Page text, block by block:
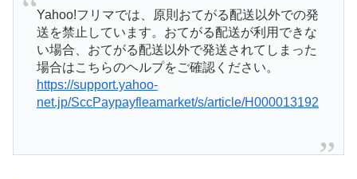
Yahoo!フリマでは、原則おてがる配送以外での発
送を禁止しています。おてがる配送が利用できな
い場合、おてがる配送以外で発送されてしまった
場合はこちらのヘルプをご確認ください。
https://support.yahoo-
net.jp/SccPaypayfleamarket/s/article/H000013192